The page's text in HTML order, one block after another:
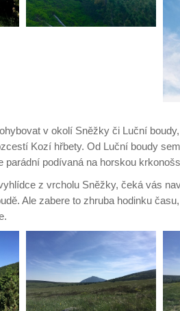
v okolí Sněžky či Luční
Kozí hřbety. Od Luční boudy
podívaná na horskou
z vrcholu Sněžky, čeká vás
Ale zabere to zhruba hodinku